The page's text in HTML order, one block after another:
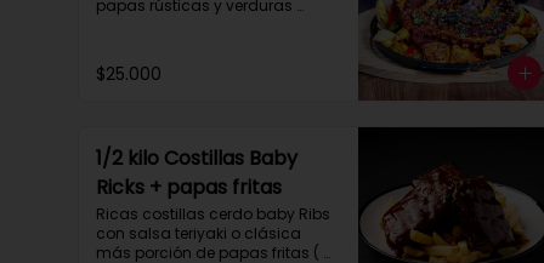
papas rústicas y verduras
aprox.
$25.000
1/2 kilo Costillas Baby
Ricks + papas fritas
Ricas costillas cerdo baby Ribs
con salsa teriyaki o clásica
más porción de papas fritas (